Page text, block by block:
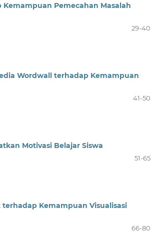
Pemecahan Masalah
29-40
Wordwall terhadap Kemampuan
41-50
Motivasi Belajar Siswa
51-65
Kemampuan Visualisasi
66-80